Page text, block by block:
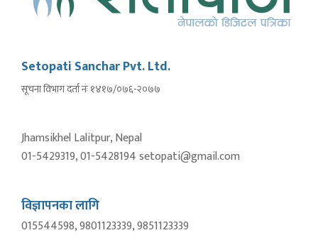
Setopati Sanchar Pvt. Ltd.
सूचना विभाग दर्ता नंः १४१७/०७६-२०७७
Jhamsikhel Lalitpur, Nepal
01-5429319, 01-5428194 setopati@gmail.com
विज्ञापनका लागि
015544598, 9801123339, 9851123339